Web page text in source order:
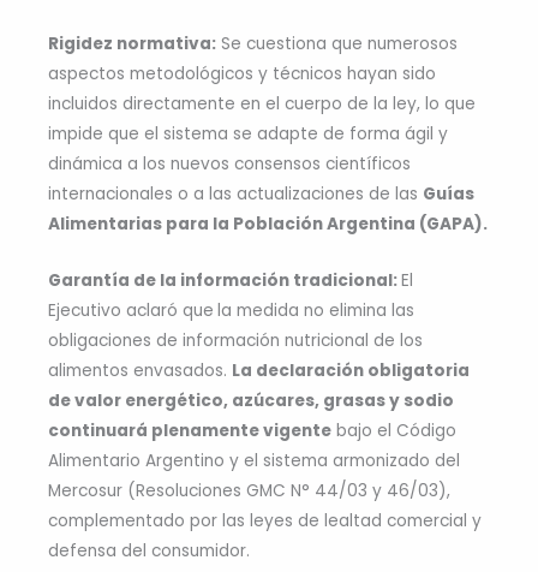
Rigidez normativa: Se cuestiona que numerosos
aspectos metodológicos y técnicos hayan sido
incluidos directamente en el cuerpo de la ley, lo que
impide que el sistema se adapte de forma ágil y
dinámica a los nuevos consensos científicos
internacionales o a las actualizaciones de las Guías
Alimentarias para la Población Argentina (GAPA).
Garantía de la información tradicional:El
Ejecutivo aclaró que la medida no elimina las
obligaciones de información nutricional de los
alimentos envasados. La declaración obligatoria
de valor energético, azúcares, grasas y sodio
continuará plenamente vigente bajo el Código
Alimentario Argentino y el sistema armonizado del
Mercosur (Resoluciones GMC N° 44/03 y 46/03),
complementado por las leyes de lealtad comercial y
defensa del consumidor.